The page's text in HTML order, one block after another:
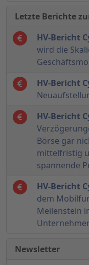
Letzte Berichte
HV-Bericht
wird die
HV-Bericht
HV-Bericht
Börse gar
mittelfristig
spannende
HV-Bericht
dem
Meilenstein
Newsletter